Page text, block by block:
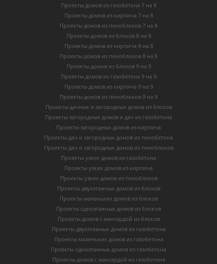
Проекты домов из газобетона 7 на 8
Проекты домов из кирпича 7 на 8
Проекты домов из пеноблоков 7 на 8
Проекты домов из блоков 8 на 8
Проекты домов из кирпича 8 на 8
Проекты домов из пеноблоков 8 на 8
Проекты домов из блоков 9 на 9
Проекты домов из газобетона 9 на 9
Проекты домов из кирпича 9 на 9
Проекты домов из пеноблоков 9 на 9
Проекты дачных и загородных домов из блоков
Проекты загородных домов и дач из газобетона
Проекты загородных домов из кирпича
Проекты дач и загородных домов из пенобетона
Проекты дач и загородных домов из пеноблоков
Проекты узких домов из газобетона
Проекты узких домов из кирпича
Проекты узких домов из пеноблоков
Проекты двухэтажных домов из блоков
Проекты маленьких домов из блоков
Проекты одноэтажных домов из блоков
Проекты домов с мансардой из блоков
Проекты двухэтажных домов из газобетона
Проекты маленьких домов из газобетона
Проекты одноэтажных домов из газобетона
Проекты домов с мансардой из газобетона